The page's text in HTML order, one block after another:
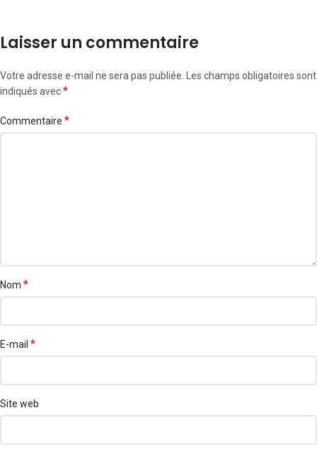
Laisser un commentaire
Votre adresse e-mail ne sera pas publiée. Les champs obligatoires sont
indiqués avec*
Commentaire *
Nom *
E-mail *
Site web